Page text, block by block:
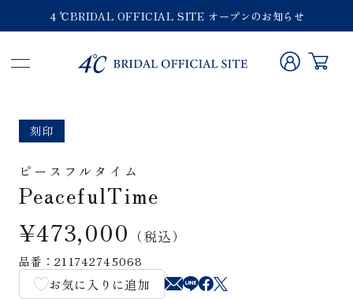
４℃BRIDAL OFFICIAL SITE オープンのお知らせ
刻印
ピースフルタイム
PeacefulTime
¥473,000 （税込）
品番：211742745068
お気に入りに追加